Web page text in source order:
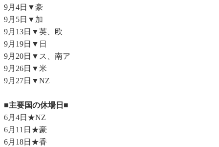
9月4日▼豪
9月5日▼加
9月13日▼英、欧
9月19日▼日
9月20日▼ス、南ア
9月26日▼米
9月27日▼NZ
■主要国の休場日■
6月4日★NZ
6月11日★豪
6月18日★香